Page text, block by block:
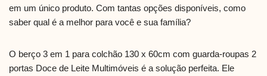
em um único produto. Com tantas opções disponíveis, como
saber qual é a melhor para você e sua família?
O berço 3 em 1 para colchão 130 x 60cm com guarda-roupas 2
portas Doce de Leite Multimóveis é a solução perfeita. Ele